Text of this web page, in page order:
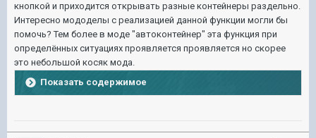
кнопкой и приходится открывать разные контейнеры раздельно.
Интересно мододелы с реализацией данной функции могли бы
помочь? Тем более в моде "автоконтейнер" эта функция при
определённых ситуациях проявляется проявляется но скорее
это небольшой косяк мода.
Показать содержимое